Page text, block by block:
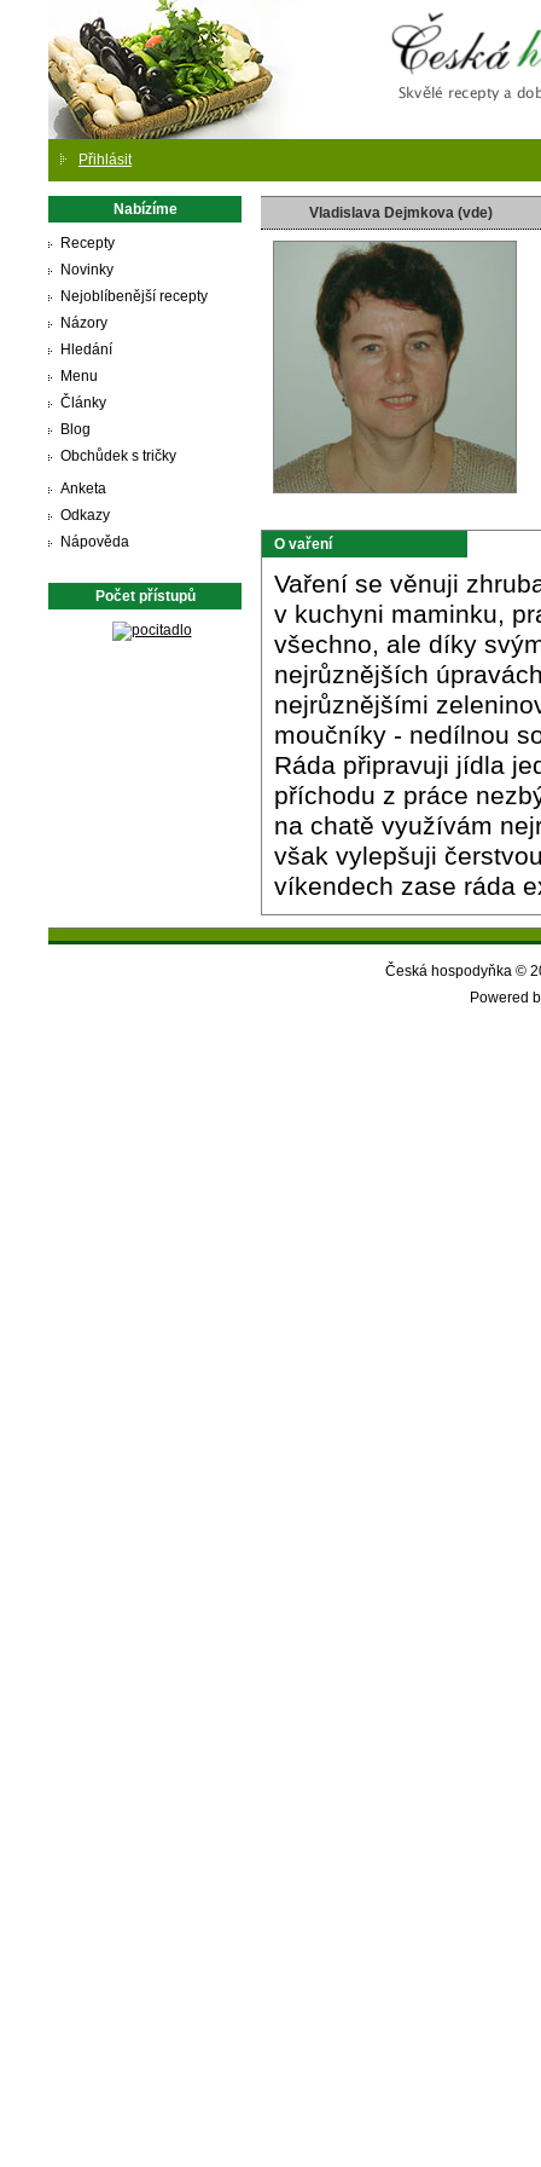
Přihlásit
Nabízíme
Recepty
Novinky
Nejoblíbenější recepty
Názory
Hledání
Menu
Články
Blog
Obchůdek s tričky
Anketa
Odkazy
Nápověda
Počet přístupů
Vladislava Dejmkova (vde)
O vaření
Vaření se věnuji
v kuchyni maminku,
všechno, ale díky
nejrůznějších
nejrůznějšími
moučníky - nedílnou
Ráda připravuji jídla
příchodu z práce
na chatě využívám
však vylepšuji
víkendech zase ráda
Česká hospodyňka ©
Powered